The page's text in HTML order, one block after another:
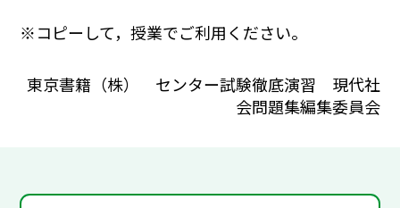
※コピーして，授業でご利用ください。
東京書籍（株） センター試験徹底演習 現代社
会問題集編集委員会